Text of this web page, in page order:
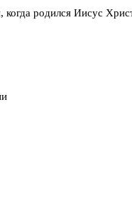
когда родился Иисус